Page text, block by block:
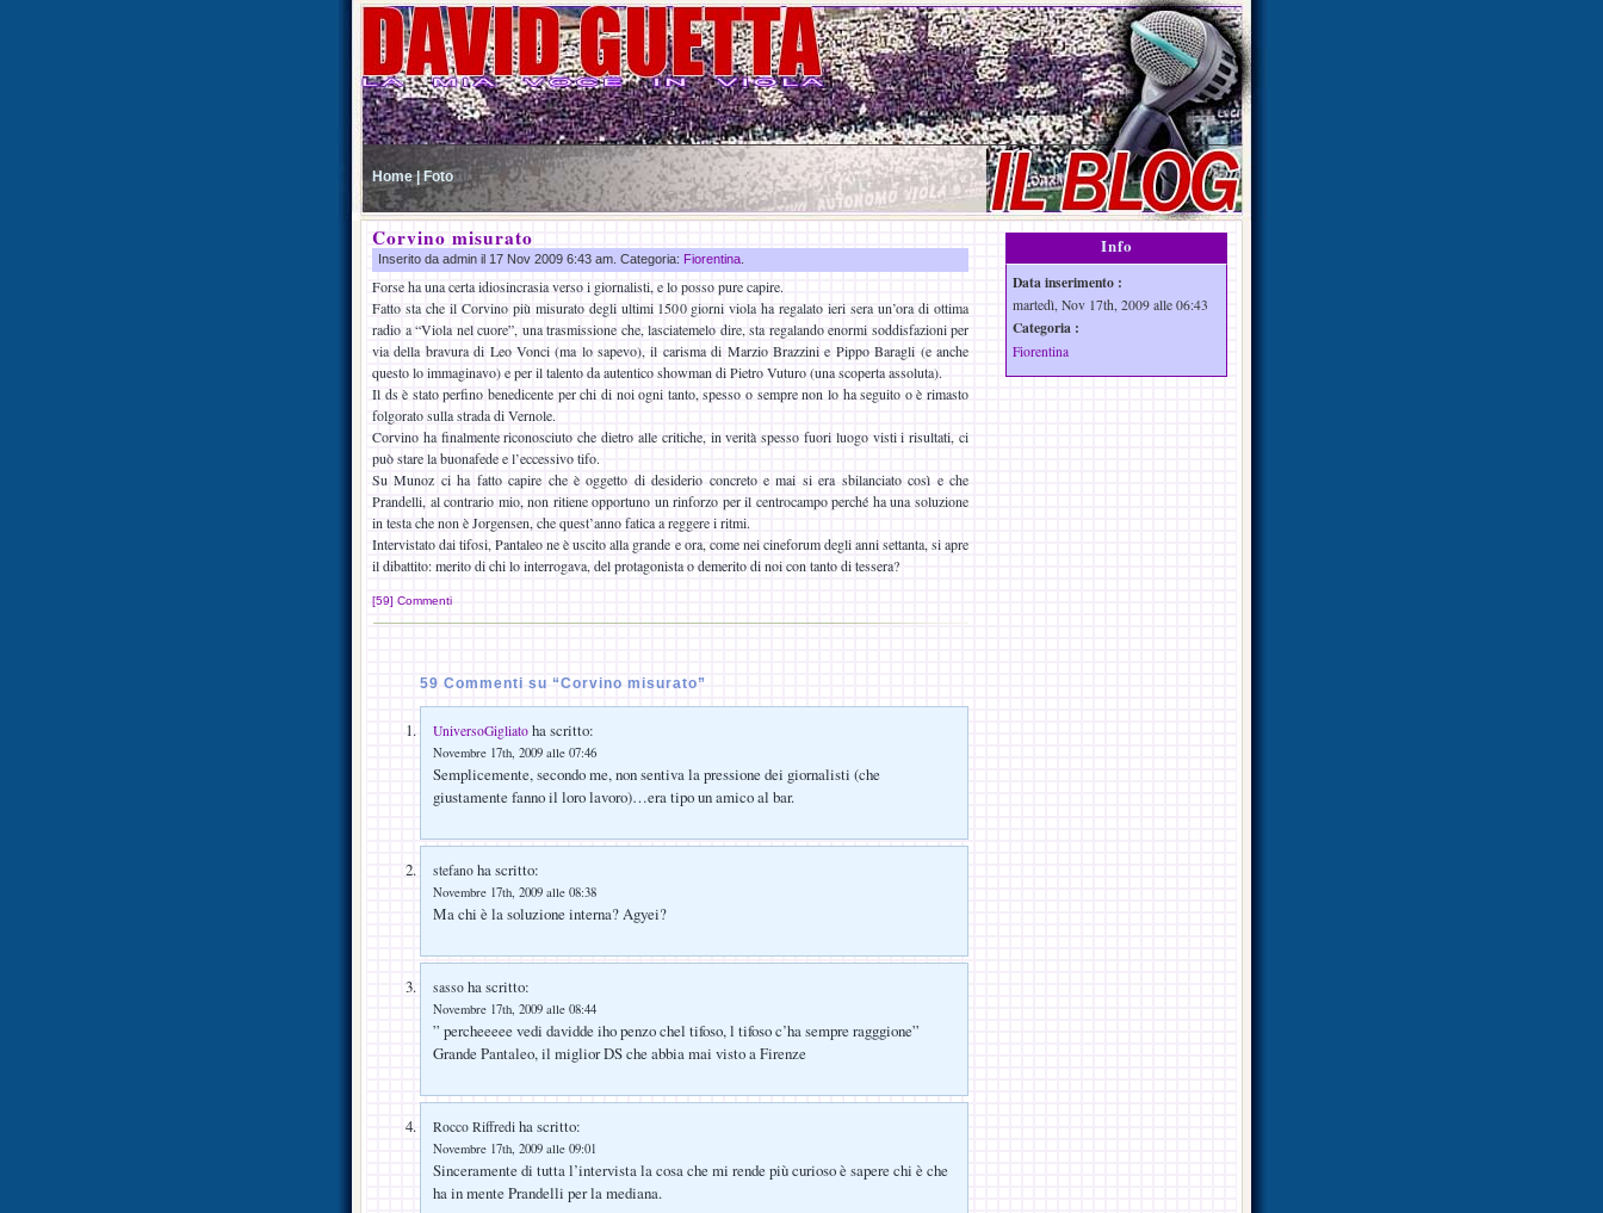
Home | Foto
Corvino misurato
Inserito da admin il 17 Nov 2009 6:43 am. Categoria: Fiorentina
Forse ha una certa idiosincrasia verso i giornalisti, e lo posso pure capire.
Fatto sta che il Corvino più misurato degli ultimi 1500 giorni viola ha regalato ieri sera un’ora di ottima
radio a “Viola nel cuore”, una trasmissione che, lasciatemelo dire, sta regalando enormi soddisfazioni per
via della bravura di Leo Vonci (ma lo sapevo), il carisma di Marzio Brazzini e Pippo Baragli (e anche
questo lo immaginavo) e per il talento da autentico showman di Pietro Vuturo (una scoperta assoluta).
Il ds è stato perfino benedicente per chi di noi ogni tanto, spesso o sempre non lo ha seguito o è rimasto
folgorato sulla strada di Vernole.
Corvino ha finalmente riconosciuto che dietro alle critiche, in verità spesso fuori luogo visti i risultati, ci
può stare la buonafede e l’eccessivo tifo.
Su Munoz ci ha fatto capire che è oggetto di desiderio concreto e mai si era sbilanciato così e che
Prandelli, al contrario mio, non ritiene opportuno un rinforzo per il centrocampo perché ha una soluzione
in testa che non è Jorgensen, che quest’anno fatica a reggere i ritmi.
Intervistato dai tifosi, Pantaleo ne è uscito alla grande e ora, come nei cineforum degli anni settanta, si apre
il dibattito: merito di chi lo interrogava, del protagonista o demerito di noi con tanto di tessera?
[59] Commenti
59 Commenti su “Corvino misurato”
UniversoGigliato ha scritto:
Novembre 17th, 2009 alle 07:46
Semplicemente, secondo me, non sentiva la pressione dei giornalisti (che
giustamente fanno il loro lavoro)…era tipo un amico al bar.
stefano ha scritto:
Novembre 17th, 2009 alle 08:38
Ma chi è la soluzione interna? Agyei?
sasso ha scritto:
Novembre 17th, 2009 alle 08:44
” percheeeee vedi davidde iho penzo chel tifoso, l tifoso c’ha sempre ragggione”
Grande Pantaleo, il miglior DS che abbia mai visto a Firenze
Rocco Riffredi ha scritto:
Novembre 17th, 2009 alle 09:01
Sinceramente di tutta l’intervista la cosa che mi rende più curioso è sapere chi è che
ha in mente Prandelli per la mediana.
Info
Data inserimento :
martedì, Nov 17th, 2009 alle 06:43
Categoria :
Fiorentina